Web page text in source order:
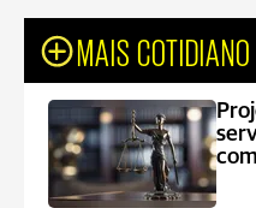
MAIS COTIDIANO